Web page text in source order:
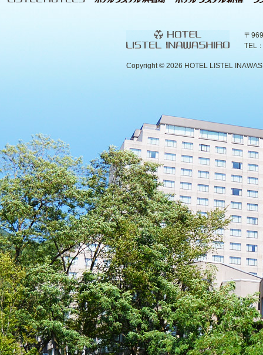
〒
TEL
Copyright © 2026 HOTEL LISTEL